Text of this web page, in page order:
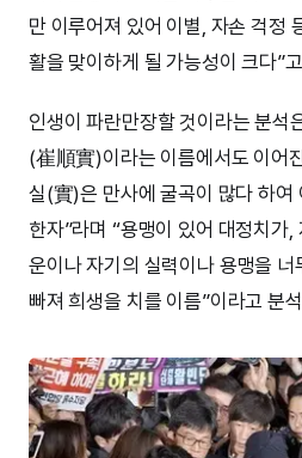
만 이루어져 있어 이별, 자손 걱정
활을 맞이하게 될 가능성이 크다”
인생이 파란만장할 것이라는 분석
(崔順實)이라는 이름에서도 이어
실(實)은 만사에 굴곡이 많다 하여
한자”라며 “용맹이 있어 대정치가
운이나 자기의 실력이나 용맹을
빠져 희생을 치를 이름”이라고 분